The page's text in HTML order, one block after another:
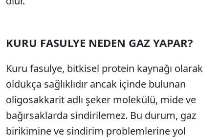
KURU FASULYE NEDEN GAZ YAPAR?
Kuru fasulye, bitkisel protein kaynağı olarak
oldukça sağlıklıdır ancak içinde bulunan
oligosakkarit adlı şeker molekülü, mide ve
bağırsaklarda sindirilemez. Bu durum, gaz
birikimine ve sindirim problemlerine yol